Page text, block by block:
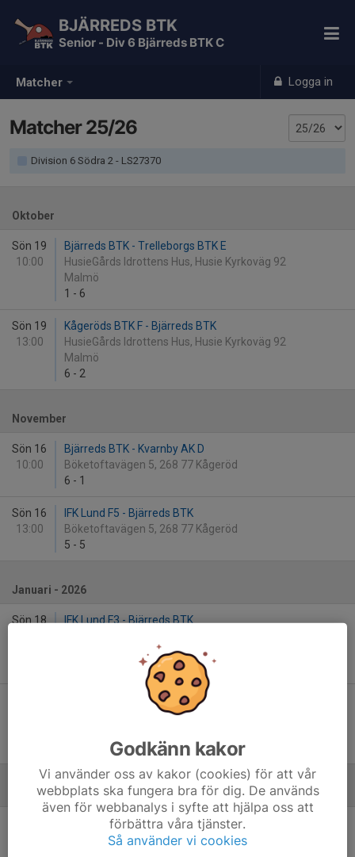
Matcher Logga in
BJÄRREDS BTK
Senior - Div 6 Bjärreds BTK C
Matcher 25/26
Division 6 Södra 2 - LS27370
Oktober
Sön 19
10:00
Bjärreds BTK - Trelleborgs BTK E
HusieGårds Idrottens Hus, Husie Kyrkoväg 92
Malmö
1 - 6
Sön 19
13:00
Kågeröds BTK F - Bjärreds BTK
HusieGårds Idrottens Hus, Husie Kyrkoväg 92
Malmö
6 - 2
November
Sön 16
10:00
Bjärreds BTK - Kvarnby AK D
Böketoftavägen 5, 268 77 Kågeröd
6 - 1
Sön 16
13:00
IFK Lund F5 - Bjärreds BTK
Böketoftavägen 5, 268 77 Kågeröd
5 - 5
Januari - 2026
Sön 18
IFK Lund F3 - Bjärreds BTK
Trelleborgs BTK E - Bjärreds BTK
HusieGårds Idrottens Hus, Husie Kyrkoväg 92
Mars - 2026
Bjärreds BTK - Kågeröds BTK F
IFK-hallen vid Bollhuset/Centrala Idrottsplatsen i
Godkänn kakor
Vi använder oss av kakor (cookies) för att vår
webbplats ska fungera bra för dig. De används
även för webbanalys i syfte att hjälpa oss att
förbättra våra tjänster.
Så använder vi cookies